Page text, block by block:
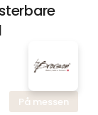
På messen